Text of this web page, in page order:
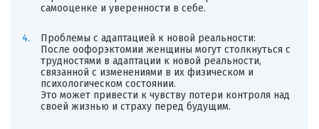
самооценке и уверенности в себе.
Проблемы с адаптацией к новой реальности:
После оофорэктомии женщины могут столкнуться с
трудностями в адаптации к новой реальности,
связанной с изменениями в их физическом и
психологическом состоянии.
Это может привести к чувству потери контроля над
своей жизнью и страху перед будущим.